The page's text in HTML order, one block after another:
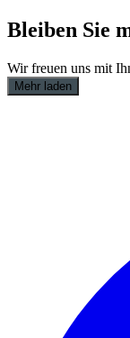
Bleiben Sie
Wir freuen uns mit
Mehr laden